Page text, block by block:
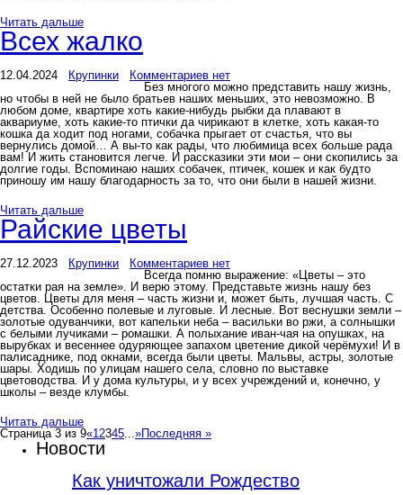
Читать дальше
Всех жалко
12.04.2024 Крупинки
Комментариев нет
Без многого можно представить нашу жизнь,
но чтобы в ней не было братьев наших меньших, это невозможно. В
любом доме, квартире хоть какие-нибудь рыбки да плавают в
аквариуме, хоть какие-то птички да чирикают в клетке, хоть какая-то
кошка да ходит под ногами, собачка прыгает от счастья, что вы
вернулись домой… А вы-то как рады, что любимица всех больше рада
вам! И жить становится легче. И рассказики эти мои – они скопились за
долгие годы. Вспоминаю наших собачек, птичек, кошек и как будто
приношу им нашу благодарность за то, что они были в нашей жизни.
Читать дальше
Райские цветы
27.12.2023 Крупинки
Комментариев нет
Всегда помню выражение: «Цветы – это
остатки рая на земле». И верю этому. Представьте жизнь нашу без
цветов. Цветы для меня – часть жизни и, может быть, лучшая часть. С
детства. Особенно полевые и луговые. И лесные. Вот веснушки земли –
золотые одуванчики, вот капельки неба – васильки во ржи, а солнышки
с белыми лучиками – ромашки. А полыхание иван-чая на опушках, на
вырубках и весеннее одуряющее запахом цветение дикой черёмухи! И в
палисаднике, под окнами, всегда были цветы. Мальвы, астры, золотые
шары. Ходишь по улицам нашего села, словно по выставке
цветоводства. И у дома культуры, и у всех учреждений и, конечно, у
школы – везде клумбы.
Читать дальше
Страница 3 из 9«12345...»Последняя »
Новости
Как уничтожали Рождество